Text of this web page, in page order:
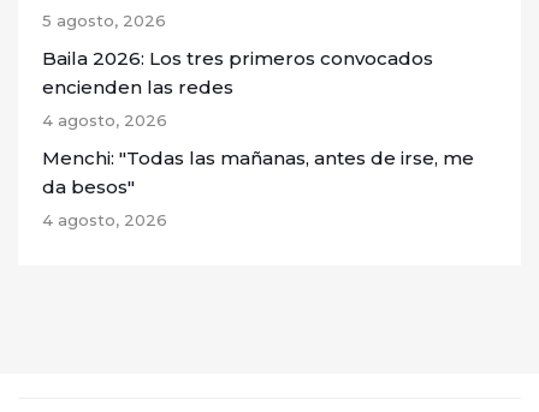
5 agosto, 2026
Baila 2026: Los tres primeros convocados
encienden las redes
4 agosto, 2026
Menchi: "Todas las mañanas, antes de irse, me
da besos"
4 agosto, 2026